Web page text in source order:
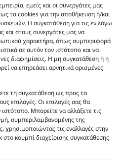
εμείς και οι συνεργάτες μας
τα cookies για την αποθήκευση ή/και
Η συγκατάθεση για τις εν λόγω
και στους συνεργάτες μας να
χαρακτήρα, όπως συμπεριφορά
σε αυτόν τον ιστότοπο και να
διαφημίσεις. Η μη συγκατάθεση ή η
να επηρεάσει αρνητικά ορισμένες
τη συγκατάθεση ως προς τα
επιλογές. Οι επιλογές σας θα
Μπορείτε να αλλάξετε τις
συμπεριλαμβανομένης της
χρησιμοποιώντας τις εναλλαγές στην
στο κουμπί διαχείρισης συγκατάθεσης
είναι ενδεικτικές
το εικονιζόμενο προϊόν.
της επιλογής σας.
αντιστοιχούν στα
της επιχείρησης μας δεν
η εξαπάτηση του
προϊόντα είναι τύπου, σε
από τα
οίκων. Οι